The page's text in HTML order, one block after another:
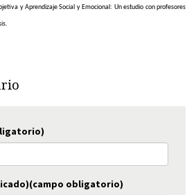
y Aprendizaje Social y Emocional: Un estudio con profesores
obligatorio)